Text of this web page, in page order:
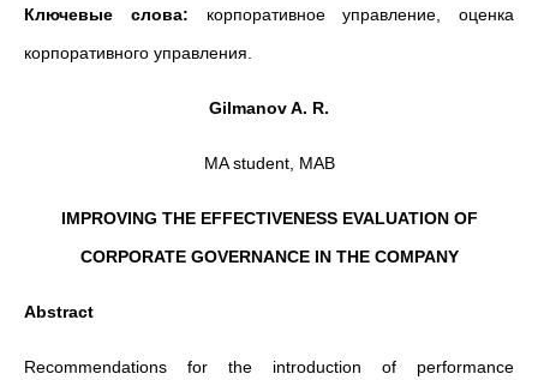
Ключевые слова: корпоративное управление, оценка
корпоративного управления.
Gilmanov A. R.
MA student, MAB
IMPROVING THE EFFECTIVENESS EVALUATION OF
CORPORATE GOVERNANCE IN THE COMPANY
Abstract
Recommendations for the introduction of performance